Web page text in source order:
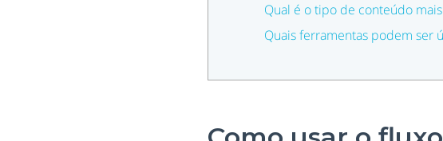
Qual é o tipo de conteúdo
Quais ferramentas podem ser